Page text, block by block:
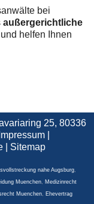
bei
außergerichtliche
helfen Ihnen
25, 80336
Impressum|
| Sitemap
nahe Augsburg,
Muenchen, Medizinrecht
Muenchen, Ehevertrag